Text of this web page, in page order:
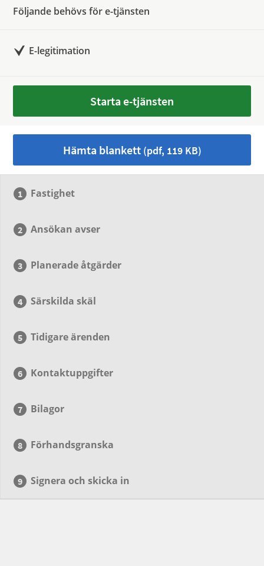
Följande behövs för e-tjänsten
E-legitimation
Starta e-tjänsten
Hämta blankett(pdf, 119 KB)
Fastighet
Ansökan avser
Planerade åtgärder
Särskilda skäl
Tidigare ärenden
Kontaktuppgifter
Bilagor
Förhandsgranska
Signera och skicka in